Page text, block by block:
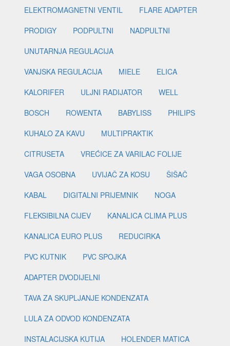
ELEKTROMAGNETNI VENTIL
FLARE ADAPTER
PRODIGY
PODPULTNI
NADPULTNI
UNUTARNJA REGULACIJA
VANJSKA REGULACIJA
MIELE
ELICA
KALORIFER
ULJNI RADIJATOR
WELL
BOSCH
ROWENTA BABYLISS
PHILIPS
KUHALO ZA KAVU
MULTIPRAKTIK
CITRUSETA
VREĆICE ZA VARILAC FOLIJE
VAGA OSOBNA
UVIJAČ ZA KOSU
ŠIŠAČ
KABAL
DIGITALNI PRIJEMNIK
NOGA
FLEKSIBILNA CIJEV
KANALICA CLIMA PLUS
KANALICA EURO PLUS
REDUCIRKA
PVC KUTNIK
PVC SPOJKA
ADAPTER DVODIJELNI
TAVA ZA SKUPLJANJE KONDENZATA
LULA ZA ODVOD KONDENZATA
INSTALACIJSKA KUTIJA
HOLENDER MATICA